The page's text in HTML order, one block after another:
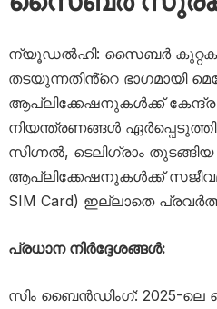
ന്യൂഡൽഹി: സൈബർ
തടയുന്നതിൻ്റെ ഭാഗമായി
ആപ്ലിക്കേഷനുകൾക്ക്
നിയന്ത്രണങ്ങൾ
സിഗ്നൽ, ടെലിഗ്രാം
ആപ്ലിക്കേഷനുകൾക്ക്
SIM Card) ഇല്ലാതെ
പ്രധാന നിർദ്ദേശങ്ങൾ:
സിം ബൈൻഡിംഗ്: 2025-ലെ